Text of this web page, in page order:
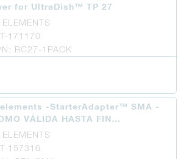
for UltraDish™ TP 27
ELEMENTS
171170
RC27-1PACK
elements -StarterAdapter™ SMA -
VÁLIDA HASTA FIN…
ELEMENTS
157316